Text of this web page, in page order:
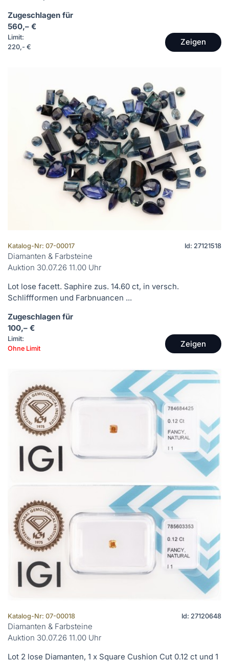
Zugeschlagen für
560,– €
Limit:
220,- €
Zeigen
Katalog-Nr: 07-00017 Id: 27121518
Diamanten & Farbsteine
Auktion 30.07.26 11.00 Uhr
Lot lose facett. Saphire zus. 14.60 ct, in versch.
Schliffformen und Farbnuancen ...
Zugeschlagen für
100,– €
Limit:
Ohne Limit
Zeigen
Katalog-Nr: 07-00018 Id: 27120648
Diamanten & Farbsteine
Auktion 30.07.26 11.00 Uhr
Lot 2 lose Diamanten, 1 x Square Cushion Cut 0.12 ct und 1